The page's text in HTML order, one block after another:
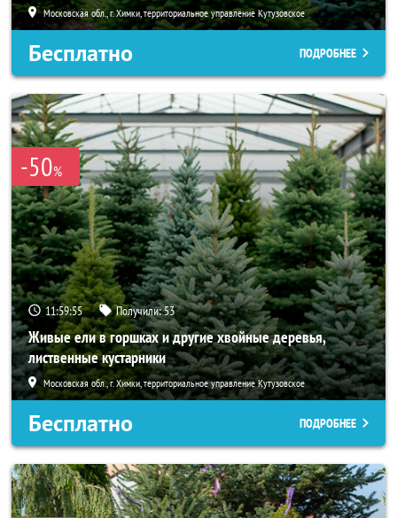
Московская обл., г. Химки, территориальное управление Кутузовское
Бесплатно ПОДРОБНЕЕ
-50%
11:59:53 Получили:53
Живые ели в горшках и другие хвойные деревья,
лиственные кустарники
Московская обл., г. Химки, территориальное управление Кутузовское
Бесплатно ПОДРОБНЕЕ